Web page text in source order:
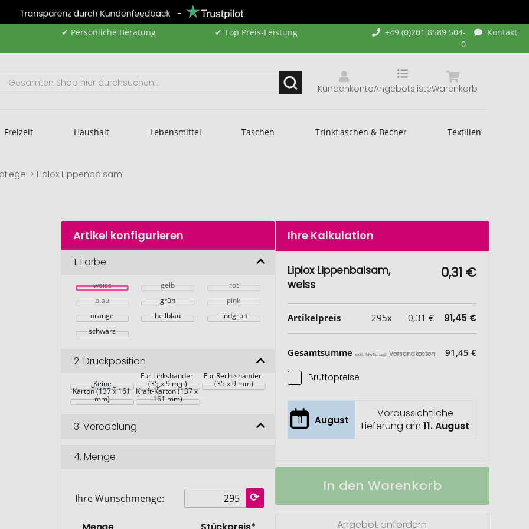
✔ Persönliche Beratung ✔ Top Preis-Leistung
+49 (0)201 8589 504-
0
Kontakt
Kundenkonto Warenkorb
Angebotsliste
Freizeit Haushalt Lebensmittel Taschen Trinkflaschen & Becher Textilien
Liplox Lippenbalsam
Artikel konfigurieren
1.Farbe
weiss gelb
rot
blau
grün
pink
orange
hellblau
lindgrün
schwarz
2.Druckposition
Keine
Für Linkshänder
(35 x 9 mm)
Für Rechtshänder
(35 x 9 mm)
Maßgefertigter
Karton (137 x 161
mm)
Maßgefertigter
Kraft-Karton (137 x
161 mm)
3.Veredelung
4.Menge
Ihre Wunschmenge:
Ihre Kalkulation
Liplox Lippenbalsam,
weiss
0,31 €
Artikelpreis 295x 0,31 € 91,45 €
Gesamtsumme exkl. MwSt. zzgl. Versandkosten 91,45 €
Bruttopreise
11 August
Voraussichtliche
Lieferung am 11. August
Liplox
Lippenbalsam
Auf
In den Warenkorb
Angebot anfordern